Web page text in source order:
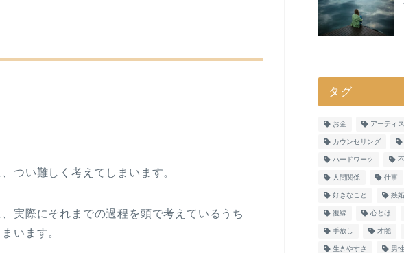
つい難しく考えてしまいます。
実際にそれまでの過程を頭で考えているうち
います。
タグ
お金 アーティ
カウンセリング
ハードワーク
人間関係 仕事
好きなこと 嫉妬
復縁 心とは
手放し 才能
生きやすさ 男